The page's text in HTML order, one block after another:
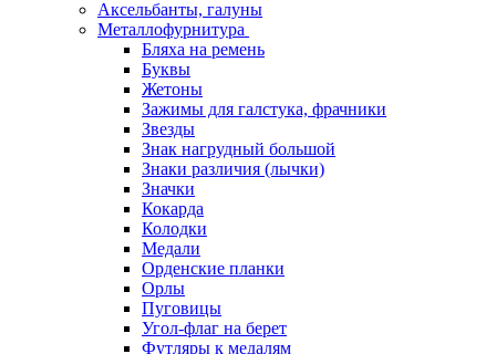
Аксельбанты, галуны
Металлофурнитура
Бляха на ремень
Буквы
Жетоны
Зажимы для галстука, фрачники
Звезды
Знак нагрудный большой
Знаки различия (лычки)
Значки
Кокарда
Колодки
Медали
Орденские планки
Орлы
Пуговицы
Угол-флаг на берет
Футляры к медалям